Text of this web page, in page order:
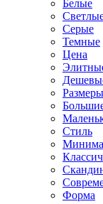
Белые
Серые
Темные
Цена
Размеры
Стиль
Форма